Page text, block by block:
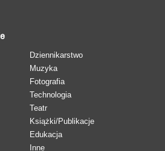
Dziennikarstwo
Muzyka
Fotografia
Technologia
Teatr
Książki/Publikacje
Edukacja
Inne